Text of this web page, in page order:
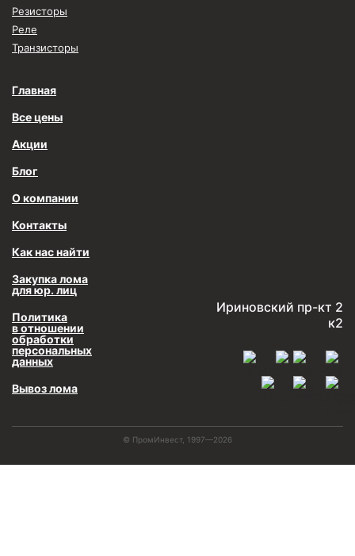
Резисторы
Реле
Транзисторы
Главная
Все цены
Акции
Блог
О компании
Контакты
Как нас найти
Закупка лома
для юр. лиц
Политика
в отношении
обработки
персональных
данных
Вывоз лома
Ириновский пр-кт 2
к2
© ПромИнвест, 1997—2026